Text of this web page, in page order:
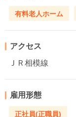
有料老人ホーム
アクセス
ＪＲ相模線
雇用形態
正社員(正職員)